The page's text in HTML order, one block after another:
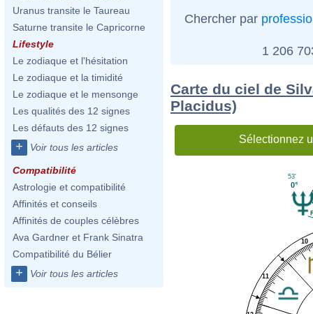
Uranus transite le Taureau
Saturne transite le Capricorne
Lifestyle
Le zodiaque et l'hésitation
Le zodiaque et la timidité
Le zodiaque et le mensonge
Les qualités des 12 signes
Les défauts des 12 signes
+ Voir tous les articles
Compatibilité
Astrologie et compatibilité
Affinités et conseils
Affinités de couples célèbres
Ava Gardner et Frank Sinatra
Compatibilité du Bélier
+ Voir tous les articles
Chercher par
1 206
Carte du ciel de
Placidus)
Sélectionnez
10
11
0°
53'